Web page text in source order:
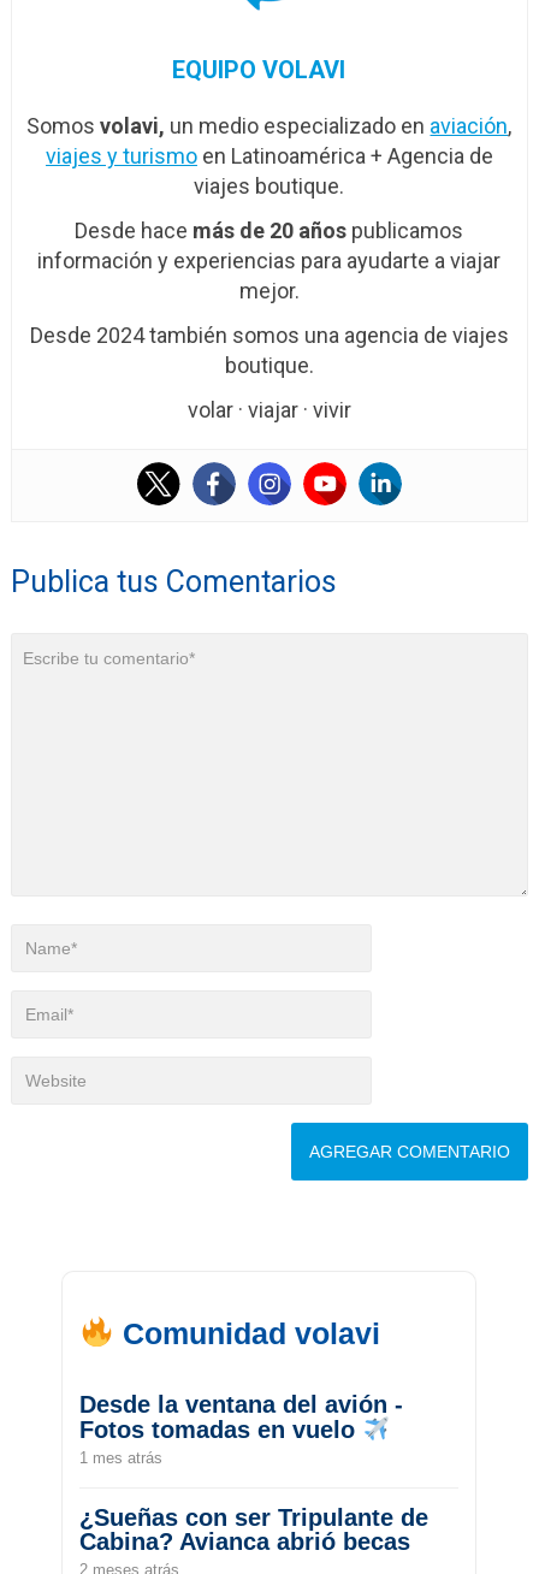
EQUIPO VOLAVI
Somosvolavi, un medio especializado en aviación,
viajes y turismoen Latinoamérica + Agencia de
viajes boutique.
Desde hace más de 20 años publicamos
información y experiencias para ayudarte a viajar
mejor.
Desde 2024 también somos una agencia de viajes
boutique.
volar · viajar · vivir
Publica tus Comentarios
Comunidad volavi
Desde la ventana del avión -
Fotos tomadas en vuelo
1 mes atrás
¿Sueñas con ser Tripulante de
Cabina? Avianca abrió becas
2 meses atrás